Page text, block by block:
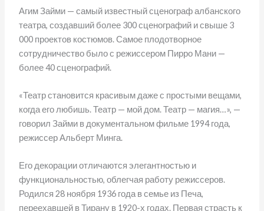
Агим Займи — самый известный сценограф албанского
театра, создавший более 300 сценографий и свыше 3
000 проектов костюмов. Самое плодотворное
сотрудничество было с режиссером Пирро Мани —
более 40 сценографий.
«Театр становится красивым даже с простыми вещами,
когда его любишь. Театр — мой дом. Театр — магия…», —
говорил Займи в документальном фильме 1994 года,
режиссер Альберт Минга.
Его декорации отличаются элегантностью и
функциональностью, облегчая работу режиссеров.
Родился 28 ноября 1936 года в семье из Печа,
переехавшей в Тирану в 1920-х годах. Первая страсть к